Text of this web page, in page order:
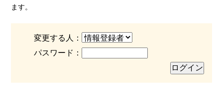
ます。
変更する人：
パスワード：